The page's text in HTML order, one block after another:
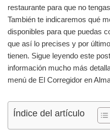
restaurante para que no
También te indicaremos qué
disponibles para que puedas
que así lo precises y por
tienen. Sigue leyendo este
información mucho más
menú de El Corregidor en
Índice del artículo